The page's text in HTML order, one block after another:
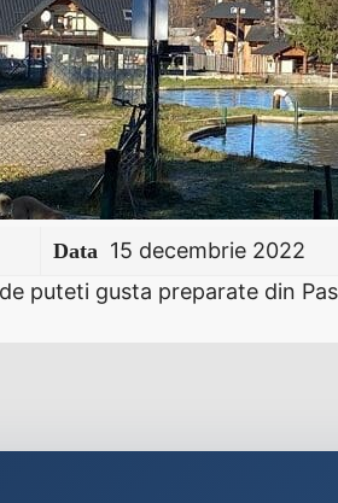
Data 15 decembrie 2022
puteti gusta preparate din